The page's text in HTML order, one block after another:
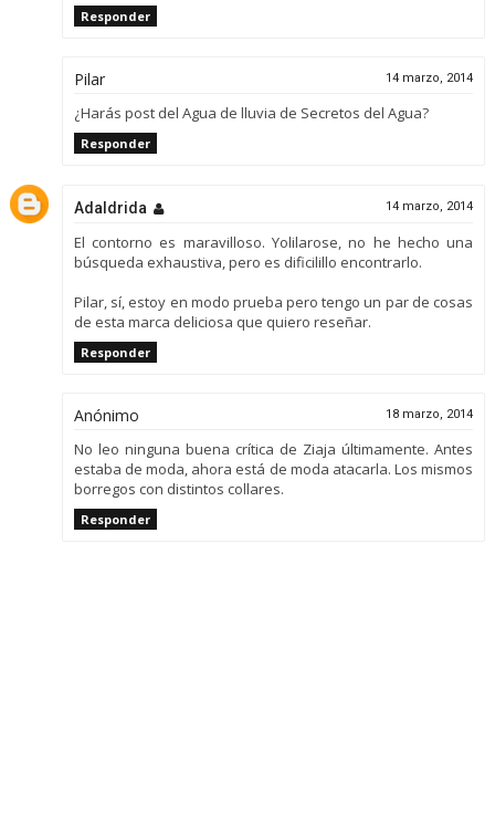
Responder
Pilar 14 marzo, 2014
¿Harás post del Agua de lluvia de Secretos del Agua?
Responder
Adaldrida 14 marzo, 2014
El contorno es maravilloso. Yolilarose, no he hecho una
búsqueda exhaustiva, pero es dificilillo encontrarlo.
Pilar, sí, estoy en modo prueba pero tengo un par de cosas
de esta marca deliciosa que quiero reseñar.
Responder
Anónimo 18 marzo, 2014
No leo ninguna buena crítica de Ziaja últimamente. Antes
estaba de moda, ahora está de moda atacarla. Los mismos
borregos con distintos collares.
Responder